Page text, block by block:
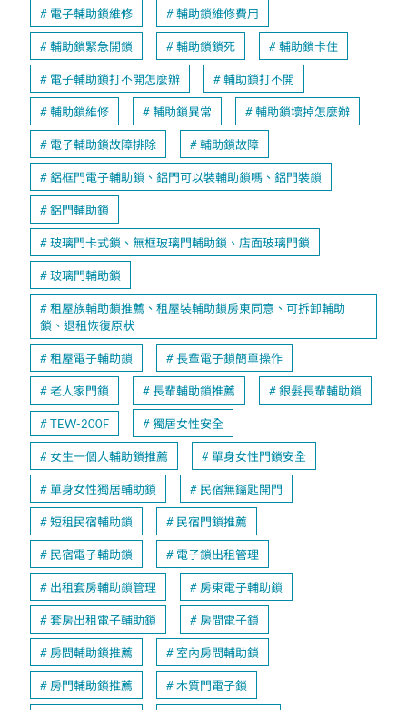
電子輔助鎖維修 輔助鎖維修費用
輔助鎖緊急開鎖 輔助鎖鎖死 輔助鎖卡住
電子輔助鎖打不開怎麼辦 輔助鎖打不開
輔助鎖維修 輔助鎖異常 輔助鎖壞掉怎麼辦
電子輔助鎖故障排除 輔助鎖故障
鋁框門電子輔助鎖、鋁門可以裝輔助鎖嗎、鋁門裝鎖
鋁門輔助鎖
玻璃門卡式鎖、無框玻璃門輔助鎖、店面玻璃門鎖
玻璃門輔助鎖
租屋族輔助鎖推薦、租屋裝輔助鎖房東同意、可拆卸輔助
鎖、退租恢復原狀
租屋電子輔助鎖 長輩電子鎖簡單操作
老人家門鎖 長輩輔助鎖推薦 銀髮長輩輔助鎖
TEW-200F 獨居女性安全
女生一個人輔助鎖推薦 單身女性門鎖安全
單身女性獨居輔助鎖 民宿無鑰匙開門
短租民宿輔助鎖 民宿門鎖推薦
民宿電子輔助鎖 電子鎖出租管理
出租套房輔助鎖管理 房東電子輔助鎖
套房出租電子輔助鎖 房間電子鎖
房間輔助鎖推薦 室內房間輔助鎖
房門輔助鎖推薦 木質門電子鎖